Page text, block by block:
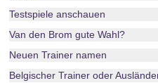
Testspiele anschauen
Van den Brom gute Wahl?
Neuen Trainer namen
Belgischer Trainer oder